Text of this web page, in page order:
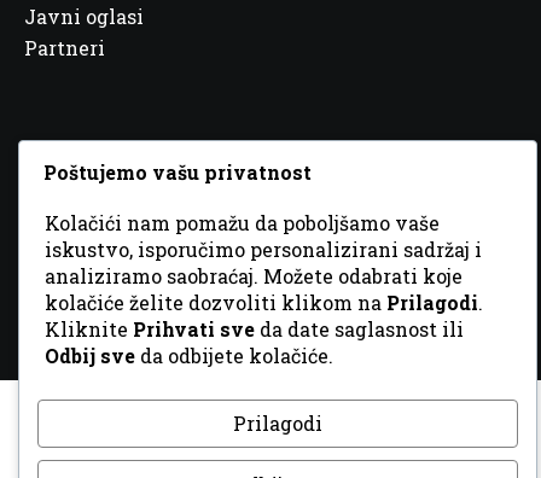
Javni oglasi
Partneri
© 2026 Sva prava zadržana. Dizajn
Poštujemo vašu privatnost
Kolačići nam pomažu da poboljšamo vaše
iskustvo, isporučimo personalizirani sadržaj i
analiziramo saobraćaj. Možete odabrati koje
kolačiće želite dozvoliti klikom na Prilagodi.
Kliknite Prihvati sve da date saglasnost ili
Odbij sve da odbijete kolačiće.
Prilagodi